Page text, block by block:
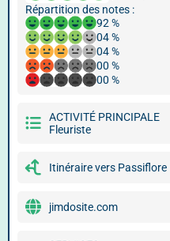
Répartition des notes :
92 %
04 %
04 %
00 %
00 %
ACTIVITÉ PRINCIPALE
Fleuriste
Itinéraire vers Passiflore
jimdosite.com